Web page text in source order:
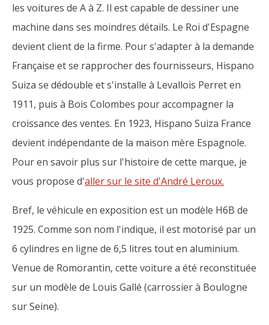
les voitures de A à Z. Il est capable de dessiner une
machine dans ses moindres détails. Le Roi d'Espagne
devient client de la firme. Pour s'adapter à la demande
Française et se rapprocher des fournisseurs, Hispano
Suiza se dédouble et s'installe à Levallois Perret en
1911, puis à Bois Colombes pour accompagner la
croissance des ventes. En 1923, Hispano Suiza France
devient indépendante de la maison mère Espagnole.
Pour en savoir plus sur l'histoire de cette marque, je
vous propose d'aller sur le site d'André Leroux.
Bref, le véhicule en exposition est un modèle H6B de
1925. Comme son nom l'indique, il est motorisé par un
6 cylindres en ligne de 6,5 litres tout en aluminium.
Venue de Romorantin, cette voiture a été reconstituée
sur un modèle de Louis Gallé (carrossier à Boulogne
sur Seine).